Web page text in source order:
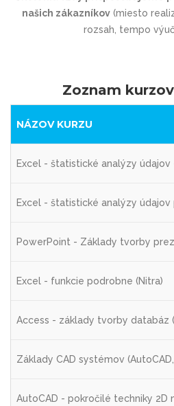
našich zákazníkov(miesto
rozsah, tempo
Zoznam
NÁZOV KURZU
Excel - štatistické analýzy údajov
Excel - štatistické analýzy
PowerPoint - Základy tvorby
Excel - funkcie podrobne (Nitra)
Access - základy tvorby databáz
Základy CAD systémov
AutoCAD - pokročilé techniky 2D